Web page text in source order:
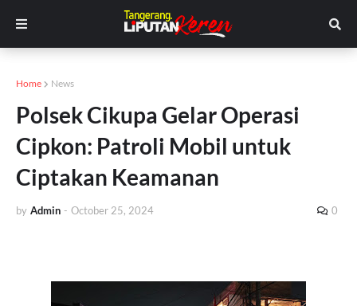
Home News
Polsek Cikupa Gelar Operasi
Cipkon: Patroli Mobil untuk
Ciptakan Keamanan
by Admin - October 25, 2024 0